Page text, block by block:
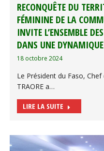
RECONQUÊTE DU
FÉMININE DE LA
INVITE L’ENSEMBLE
DANS UNE
18 octobre 2024
Le Président du Faso, Chef
TRAORE a…
LIRE LA SUITE